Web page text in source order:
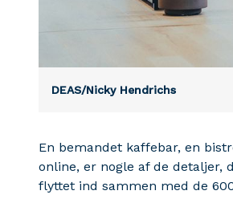
DEAS/Nicky Hendrichs
En bemandet kaffebar, en
online, er nogle af de detaljer,
flyttet ind sammen med de